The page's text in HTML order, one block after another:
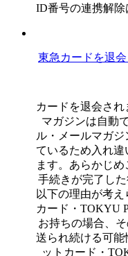
ID番号の連携解除
東急カードを退
カードを退会さ
マガジンは自動
ル・メールマガ
ているため入れ
ます。あらかじ
手続きが完了し
以下の理由が考
カード・TOKYU
お持ちの場合、
送られ続ける可
ットカード・